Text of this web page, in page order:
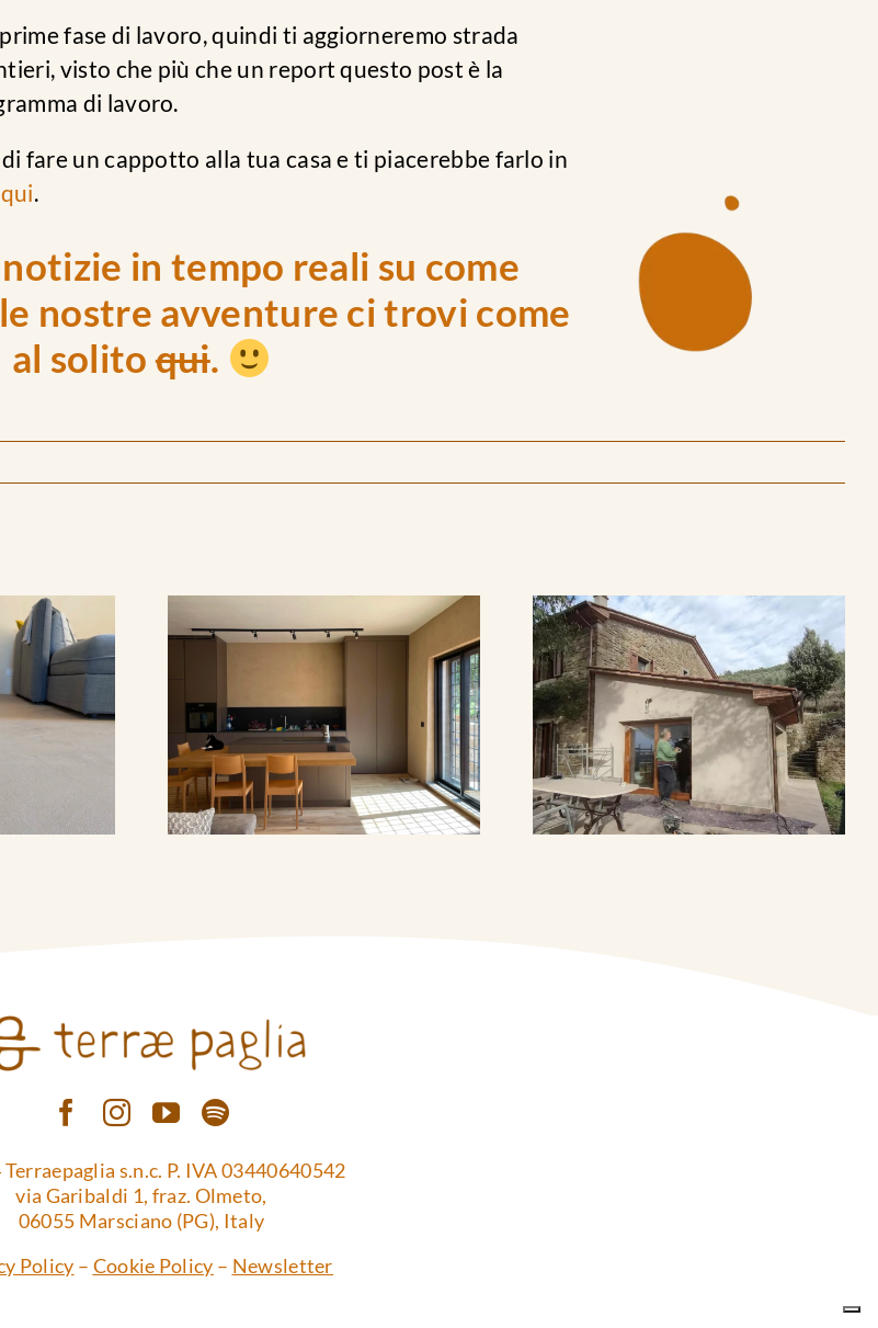
fase di lavoro, quindi ti aggiorneremo strada
visto che più che un report questo post è la
di lavoro.
fare un cappotto alla tua casa e ti piacerebbe farlo in
qui.
in tempo reali su come
nostre avventure ci trovi come
al solitoqui.
s.n.c. P. IVA 03440640542
via Garibaldi 1, fraz. Olmeto,
06055 Marsciano (PG), Italy
Policy – Cookie Policy – Newsletter